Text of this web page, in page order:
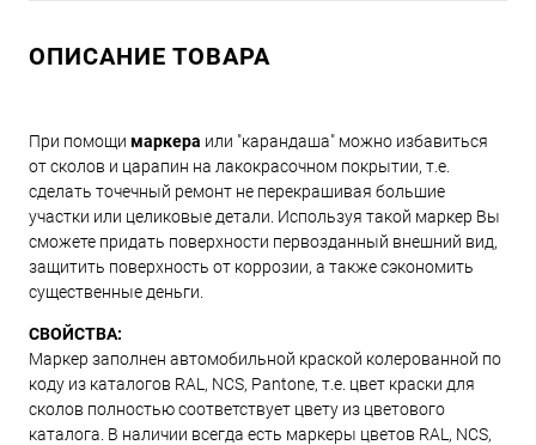
ОПИСАНИЕ ТОВАРА
При помощи маркера или "карандаша" можно избавиться
от сколов и царапин на лакокрасочном покрытии, т.е.
сделать точечный ремонт не перекрашивая большие
участки или целиковые детали. Используя такой маркер Вы
сможете придать поверхности первозданный внешний вид,
защитить поверхность от коррозии, а также сэкономить
существенные деньги.
СВОЙСТВА:
Маркер заполнен автомобильной краской колерованной по
коду из каталогов RAL, NCS, Pantone, т.е. цвет краски для
сколов полностью соответствует цвету из цветового
каталога. В наличии всегда есть маркеры цветов RAL, NCS,